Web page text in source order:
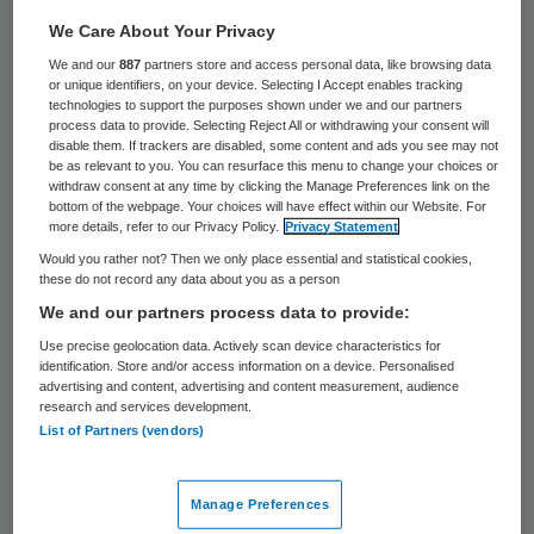
Duitsland gaat ouders verplichten hun
kinderen in te enten tegen mazelen. De
Bondsdag keurde donderdag een voorstel
goed van minister Jens Spahn
(Volksgezondheid) dat in maart 2020 van
kracht moet worden.
Ouders die hun kinderen vanaf die datum
voor een kinderdagverblijf of school willen
sturen, moeten dan eerst aantonen dat hun
nageslacht is ingeënt tegen de mazelen.
Overtreders hangt een boete boven het
Bij kinderen die al naar school of de opvang
We Care About Your Privacy
We and our887 partners store and access personal data, like browsing data
or unique identifiers, on your device. Selecting I Accept enables tracking
technologies to support the purposes shown under we and our partners
process data to provide. Selecting Reject All or withdrawing your consent will
disable them. If trackers are disabled, some content and ads you see may not
be as relevant to you. You can resurface this menu to change your choices or
withdraw consent at any time by clicking the Manage Preferences link on the
bottom of the webpage. Your choices will have effect within our Website. For
more details, refer to our Privacy Policy.
Privacy Statement
Would you rather not? Then we only place essential and statistical cookies,
these do not record any data about you as a person
We and our partners process data to provide:
Use precise geolocation data. Actively scan device characteristics for
identification. Store and/or access information on a device. Personalised
advertising and content, advertising and content measurement, audience
research and services development.
List of Partners (vendors)
Manage Preferences